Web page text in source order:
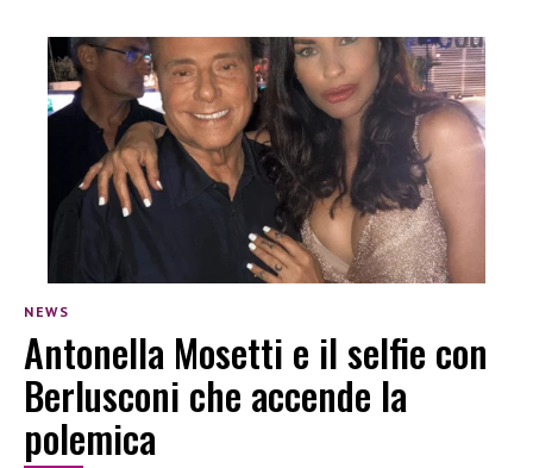
NEWS
Antonella Mosetti e il selfie con
Berlusconi che accende la
polemica